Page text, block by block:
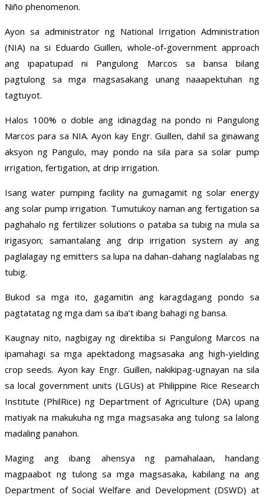
Niño phenomenon.
Ayon sa administrator ng National Irrigation Administration
(NIA) na si Eduardo Guillen, whole-of-government approach
ang ipapatupad ni Pangulong Marcos sa bansa bilang
pagtulong sa mga magsasakang unang naaapektuhan ng
tagtuyot.
Halos 100% o doble ang idinagdag na pondo ni Pangulong
Marcos para sa NIA. Ayon kay Engr. Guillen, dahil sa ginawang
aksyon ng Pangulo, may pondo na sila para sa solar pump
irrigation, fertigation, at drip irrigation.
Isang water pumping facility na gumagamit ng solar energy
ang solar pump irrigation. Tumutukoy naman ang fertigation sa
paghahalo ng fertilizer solutions o pataba sa tubig na mula sa
irigasyon; samantalang ang drip irrigation system ay ang
paglalagay ng emitters sa lupa na dahan-dahang naglalabas ng
tubig.
Bukod sa mga ito, gagamitin ang karagdagang pondo sa
pagtatatag ng mga dam sa iba’t ibang bahagi ng bansa.
Kaugnay nito, nagbigay ng direktiba si Pangulong Marcos na
ipamahagi sa mga apektadong magsasaka ang high-yielding
crop seeds. Ayon kay Engr. Guillen, nakikipag-ugnayan na sila
sa local government units (LGUs) at Philippine Rice Research
Institute (PhilRice) ng Department of Agriculture (DA) upang
matiyak na makukuha ng mga magsasaka ang tulong sa lalong
madaling panahon.
Maging ang ibang ahensya ng pamahalaan, handang
magpaabot ng tulong sa mga magsasaka, kabilang na ang
Department of Social Welfare and Development (DSWD) at